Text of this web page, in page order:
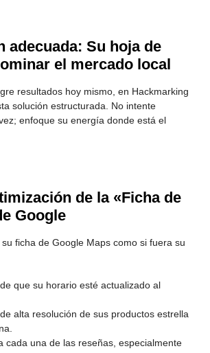
adecuada: Su hoja de
el mercado local
resultados hoy mismo, en Hackmarking
solución estructurada. No intente
enfoque su energía donde está el
de la «Ficha de
Google
ficha de Google Maps como si fuera su
que su horario esté actualizado al
alta resolución de sus productos estrella
cada una de las reseñas, especialmente